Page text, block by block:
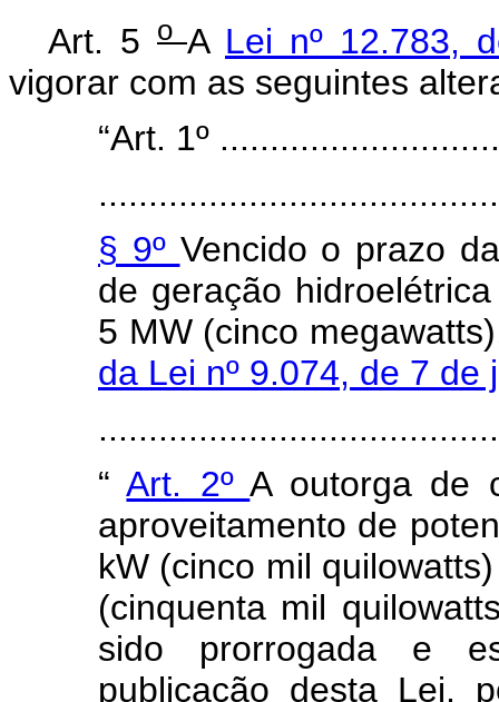
Art. 5 o A Lei nº 12.783,
vigorar com as seguintes
“Art. 1º
§ 9º Vencido o prazo
de geração
5 MW (cinco
da Lei nº 9.074, de 7
“Art. 2ºA outorga de
aproveitamento de
kW (cinco mil
(cinquenta mil
sido prorrogada e
publicação desta Lei,